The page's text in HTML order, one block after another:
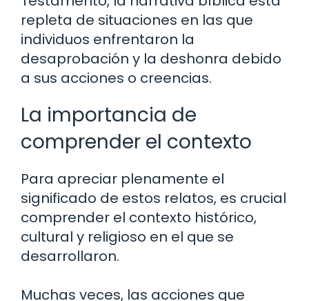
repleta de situaciones en las que
individuos enfrentaron la
desaprobación y la deshonra debido
a sus acciones o creencias.
La importancia de
comprender el contexto
Para apreciar plenamente el
significado de estos relatos, es crucial
comprender el contexto histórico,
cultural y religioso en el que se
desarrollaron.
Muchas veces, las acciones que